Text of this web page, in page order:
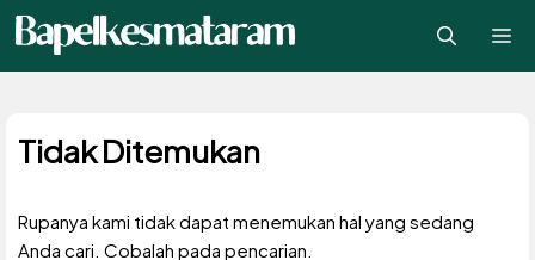
Langsung
ke
isi
Tidak Ditemukan
Rupanya kami tidak dapat menemukan hal yang sedang
Anda cari. Cobalah pada pencarian.